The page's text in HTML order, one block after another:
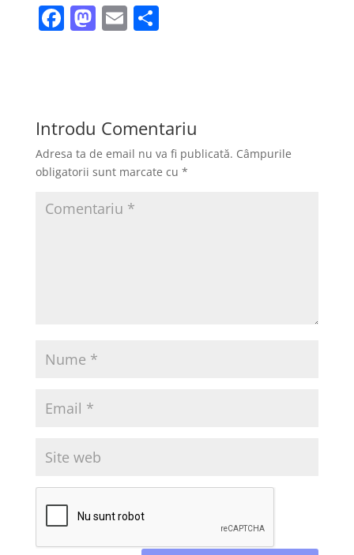
F
b
o
o
M
d
o
n
E P
a
z
ă
Introdu Comentariu
Adresa ta de email nu va fi publicată. Câmpurile
obligatorii sunt marcate cu *